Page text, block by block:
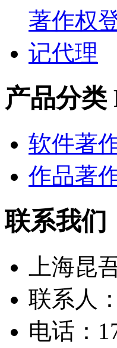
产品分类
软件著
作品著
联系我们
上海昆
联系人
电话：